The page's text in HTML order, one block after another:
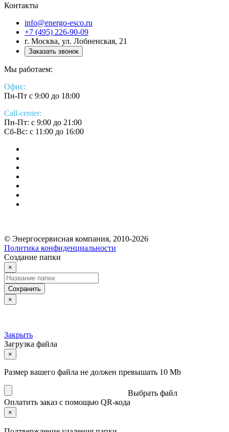
Контакты
info@energo-esco.ru
+7 (495) 226-90-09
г. Москва, ул. Лобненская, 21
Заказать звонок
Мы работаем:
Офис:
Пн-Пт с 9:00 до 18:00
Call-center:
Пн-Пт: с 9:00 до 21:00
Сб-Вс: с 11:00 до 16:00
© Энергосервисная компания, 2010-2026
Политика конфиденциальности
Создание папки
×
Сохранить
×
Закрыть
Загрузка файла
×
Размер вашего файла не должен превышать 10 Mb
Выбрать файл
Оплатить заказ с помощью QR-кода
×